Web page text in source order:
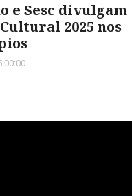
e Sesc divulgam
2025 nos
00:00